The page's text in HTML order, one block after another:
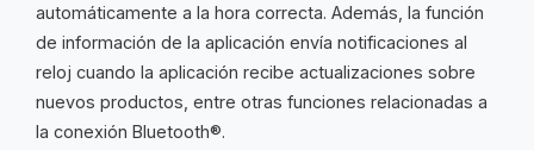
automáticamente a la hora correcta. Además, la función
de información de la aplicación envía notificaciones al
reloj cuando la aplicación recibe actualizaciones sobre
nuevos productos, entre otras funciones relacionadas a
la conexión Bluetooth®.